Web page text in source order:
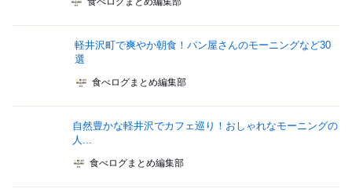
軽井沢町で爽やか朝食！パン屋さんのモーニングなど30
選
食べログまとめ編集部
自然豊かな軽井沢でカフェ巡り！おしゃれなモーニングの
人...
食べログまとめ編集部